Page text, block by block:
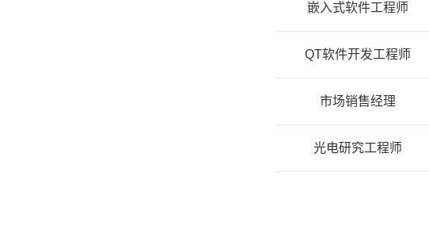
嵌入式软件工程师
QT软件开发工程师
市场销售经理
光电研究工程师